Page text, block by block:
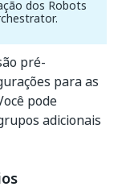
dos Robots
pré-
para as
pode
adicionais